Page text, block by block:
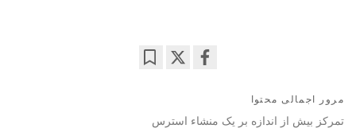
facebook
مرور اجمالی محتوا
تمرکز بیش از اندازه بر یک منشاء استرس